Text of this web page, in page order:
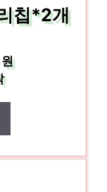
칩*2개